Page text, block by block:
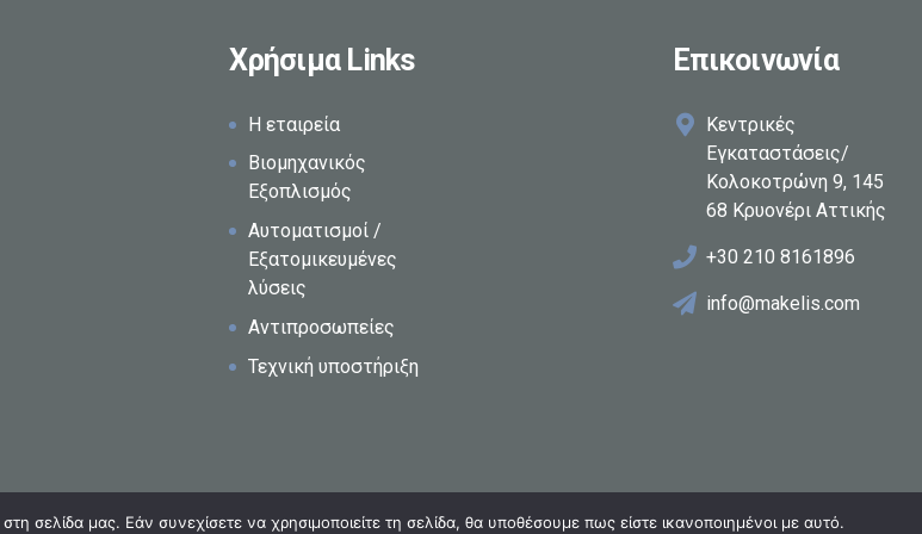
Χρήσιμα Links
Η εταιρεία
Βιομηχανικός
Εξοπλισμός
Αυτοματισμοί /
Εξατομικευμένες
λύσεις
Αντιπροσωπείες
Τεχνική υποστήριξη
Επικοινωνία
Κεντρικές
Εγκαταστάσεις/
Κολοκοτρώνη 9, 145
68 Κρυονέρι Αττικής
+30 210 8161896
info@makelis.com
σελίδα μας. Εάν συνεχίσετε να χρησιμοποιείτε τη σελίδα, θα υποθέσουμε πως είστε ικανοποιημένοι με αυτό.